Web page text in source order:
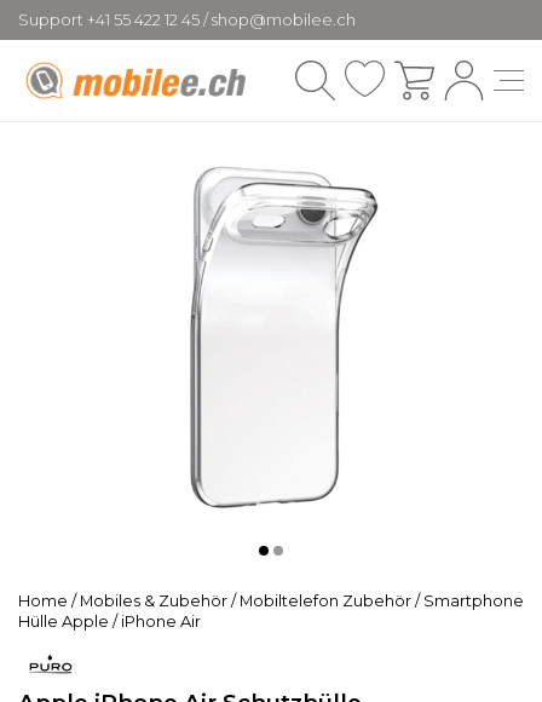
Support +41 55 422 12 45 / shop@mobilee.ch
Home / Mobiles & Zubehör / Mobiltelefon Zubehör / Smartphone
Hülle Apple / iPhone Air